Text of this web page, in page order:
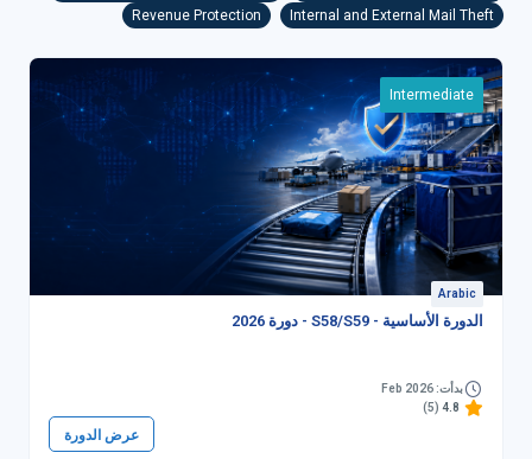
Internal and External Mail Theft
Revenue Protection
Intermediate
Arabic
الدورة الأساسية - S58/S59 - دورة 2026
بدأت: Feb 2026
4.8
(5)
عرض الدورة